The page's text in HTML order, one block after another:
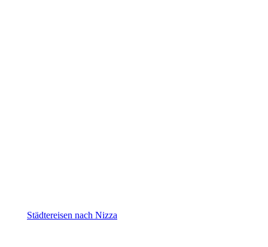
Städtereisen nach Nizza